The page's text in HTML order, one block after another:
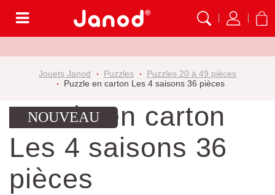
Jouets Janod Puzzles
Puzzles 20 à 49 pièces
Puzzle en carton Les 4 saisons 36 pièces
NOUVEAU
Puzzle en carton
Les 4 saisons 36
pièces